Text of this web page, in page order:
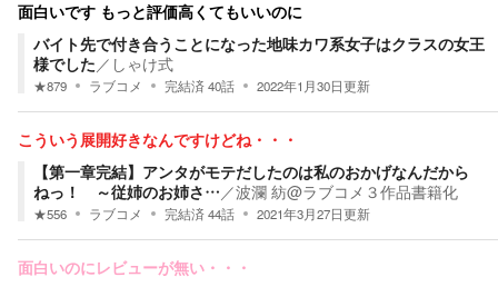
面白いです もっと評価高くてもいいのに
バイト先で付き合うことになった地味カワ系女子はクラスの女王
様でした／ しゃけ式
★879 ラブコメ 完結済40話 2022年1月30日更新
こういう展開好きなんですけどね・・・
【第一章完結】アンタがモテだしたのは私のおかげなんだから
ねっ！ ～従姉のお姉さ…／波瀾 紡@ラブコメ３作品書籍化
★556 ラブコメ 完結済44話 2021年3月27日更新
面白いのにレビューが無い・・・